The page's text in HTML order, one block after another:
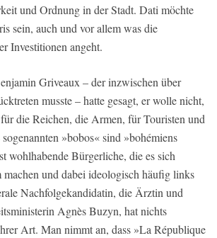
und Ordnung in der Stadt. Dati möchte
sein, auch und vor allem was die
Investitionen angeht.
Griveaux – der inzwischen über
musste – hatte gesagt, er wolle nicht,
für die Reichen, die Armen, für Touristen und
»bobos« sind »bohémiens
wohlhabende Bürgerliche, die es sich
machen und dabei ideologisch häufig links
Nachfolgekandidatin, die Ärztin und
Agnès Buzyn, hat nichts
Art. Man nimmt an, dass »La République